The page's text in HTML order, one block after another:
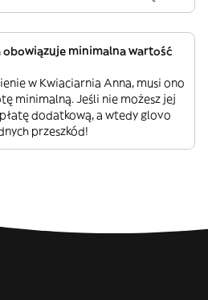
obowiązuje minimalna wartość
w Kwiaciarnia Anna, musi ono
minimalną. Jeśli nie możesz jej
dodatkową, a wtedy glovo
przeszkód!